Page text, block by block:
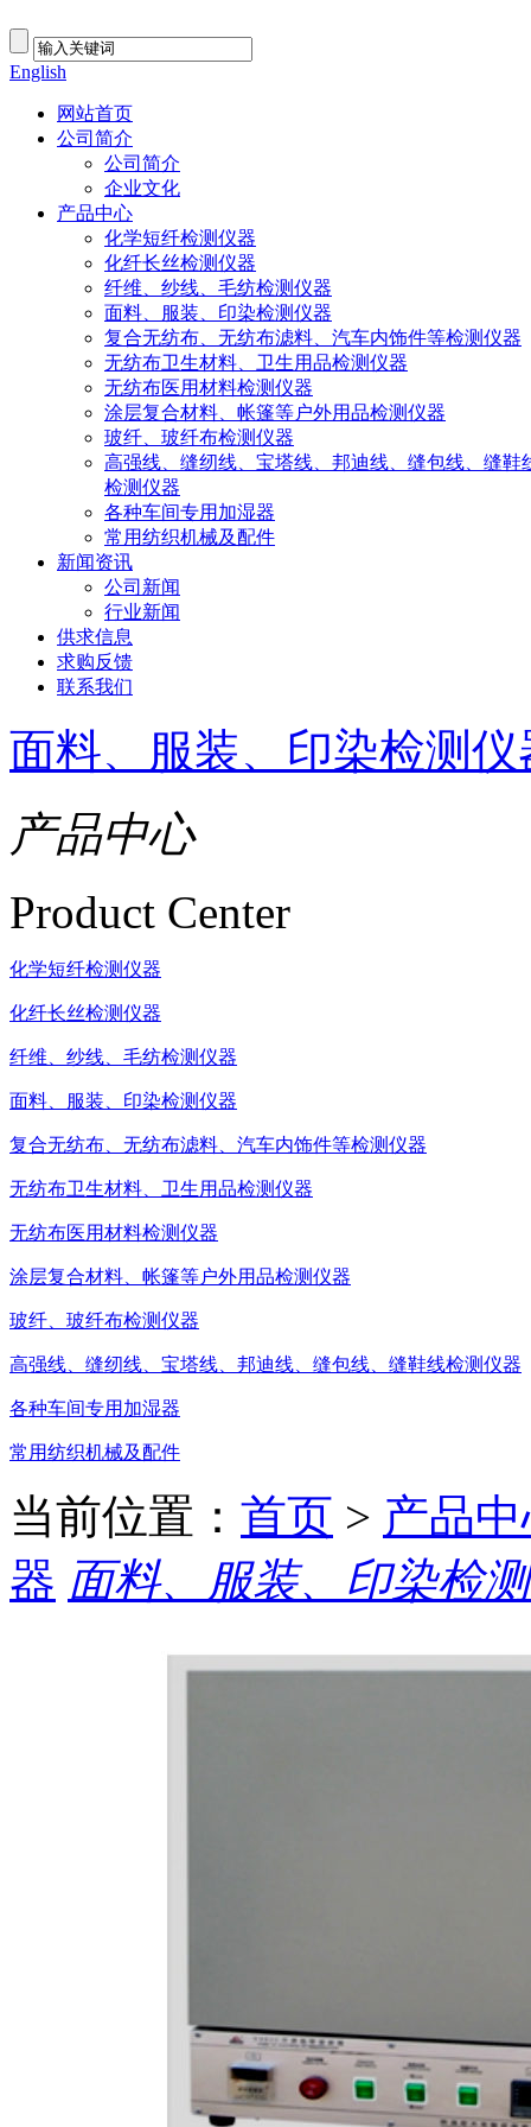
English
网站首页
公司简介
公司简介
企业文化
产品中心
化学短纤检测仪器
化纤长丝检测仪器
纤维、纱线、毛纺检测仪器
面料、服装、印染检测仪器
复合无纺布、无纺布滤料、汽车内饰件等检测仪器
无纺布卫生材料、卫生用品检测仪器
无纺布医用材料检测仪器
涂层复合材料、帐篷等户外用品检测仪器
玻纤、玻纤布检测仪器
高强线、缝纫线、宝塔线、邦迪线、缝包线、缝鞋
检测仪器
各种车间专用加湿器
常用纺织机械及配件
新闻资讯
公司新闻
行业新闻
供求信息
求购反馈
联系我们
面料、服装、印染检测仪
产品中心
Product Center
化学短纤检测仪器
化纤长丝检测仪器
纤维、纱线、毛纺检测仪器
面料、服装、印染检测仪器
复合无纺布、无纺布滤料、汽车内饰件等检测仪器
无纺布卫生材料、卫生用品检测仪器
无纺布医用材料检测仪器
涂层复合材料、帐篷等户外用品检测仪器
玻纤、玻纤布检测仪器
高强线、缝纫线、宝塔线、邦迪线、缝包线、缝鞋线检测仪器
各种车间专用加湿器
常用纺织机械及配件
当前位置： 首页 > 产品
器 面料、服装、印染检